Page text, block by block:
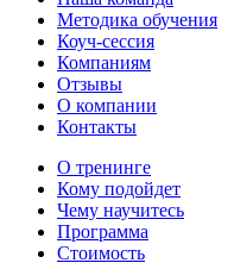
Методика обучения
Коуч-сессия
Компаниям
Отзывы
О компании
Контакты
О тренинге
Кому подойдет
Чему научитесь
Программа
Стоимость